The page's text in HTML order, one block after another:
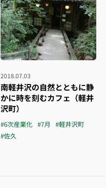
2018.07.03
南軽井沢の自然とともに静
かに時を刻むカフェ（軽井
沢町）
#6次産業化 #7月
#軽井沢町
#佐久